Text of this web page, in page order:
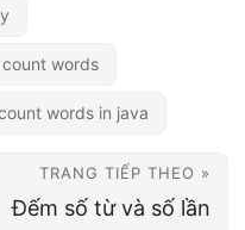
count words
words in java
TRANG TIẾP THEO »
Đếm số từ và số lần